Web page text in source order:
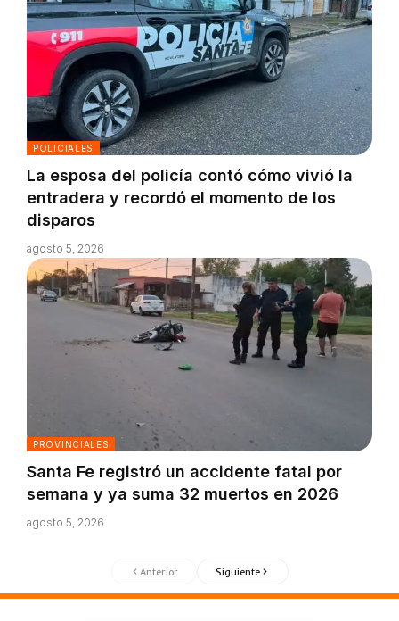
POLICIALES
La esposa del policía contó cómo vivió la
entradera y recordó el momento de los
disparos
agosto 5, 2026
PROVINCIALES
Santa Fe registró un accidente fatal por
semana y ya suma 32 muertos en 2026
agosto 5, 2026
Anterior Siguiente